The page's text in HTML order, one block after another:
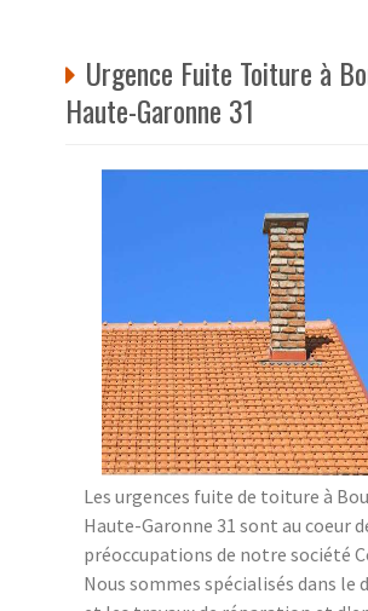
Urgence Fuite Toiture à
Haute-Garonne 31
Les urgences fuite de toiture à
Haute-Garonne 31 sont au coeur
préoccupations de notre société
Nous sommes spécialisés dans le